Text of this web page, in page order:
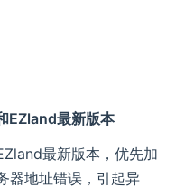
EZland最新版本
最新版本，优先加
器地址错误，引起异